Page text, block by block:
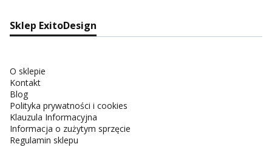
Sklep ExitoDesign
O sklepie
Kontakt
Blog
Polityka prywatności i cookies
Klauzula Informacyjna
Informacja o zużytym sprzęcie
Regulamin sklepu